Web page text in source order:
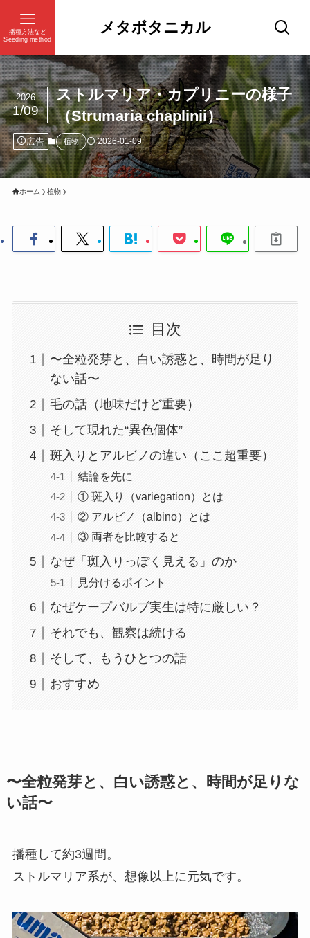
メタボタニカル
播種方法など
Seeding method
ストルマリア・カプリニーの様子
（Strumaria chaplinii）
2026
1/09
広告 植物 2026-01-09
ホーム 植物
目次
〜全粒発芽と、白い誘惑と、時間が足り
ない話〜
毛の話（地味だけど重要）
そして現れた“異色個体”
斑入りとアルビノの違い（ここ超重要）
結論を先に
① 斑入り（variegation）とは
② アルビノ（albino）とは
③ 両者を比較すると
なぜ「斑入りっぽく見える」のか
見分けるポイント
なぜケープバルブ実生は特に厳しい？
それでも、観察は続ける
そして、もうひとつの話
おすすめ
〜全粒発芽と、白い誘惑と、時間が足りな
い話〜
播種して約3週間。
ストルマリア系が、想像以上に元気です。